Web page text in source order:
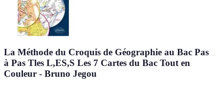
La Méthode du Croquis de Géographie au Bac Pas
à Pas Tles L,ES,S Les 7 Cartes du Bac Tout en
Couleur - Bruno Jegou